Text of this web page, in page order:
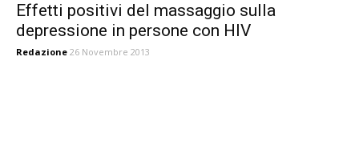
Effetti positivi del massaggio sulla
depressione in persone con HIV
Redazione 26 Novembre 2013